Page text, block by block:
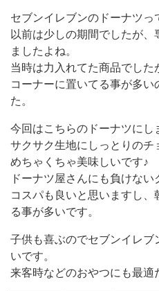
っ
て
美
味
し
で
す
よ
ね。
以
前
は
少
セブンイレブンのドーナツっ
以前は少しの期間でしたが
ましたよね。
当時は力入れてた商品でし
コーナーに置いてる事が多
た。
今回はこちらのドーナツにし
サクサク生地にしっとりのチ
めちゃくちゃ美味しいです♪
ドーナツ屋さんにも負けない
コスパも良いと思いますし
る事が多いです。
子供も喜ぶのでセブンイレ
いです。
来客時などのおやつにも最適